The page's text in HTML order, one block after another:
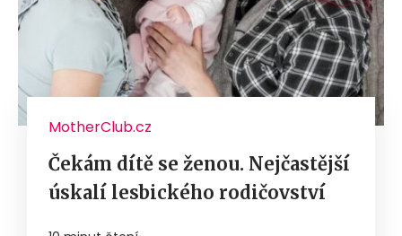
MotherClub.cz
Čekám dítě se ženou. Nejčastější
úskalí lesbického rodičovství